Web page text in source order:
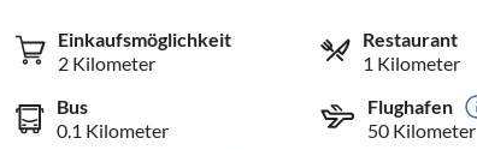
Einkaufsmöglichkeit
2 Kilometer
Restaurant
1 Kilometer
Bus
0.1 Kilometer
Flughafen
50 Kilometer